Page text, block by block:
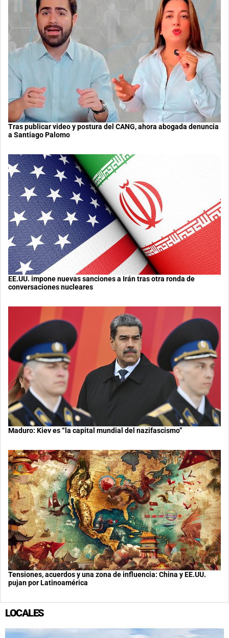
Tras publicar video y postura del CANG, ahora abogada denuncia
a Santiago Palomo
EE.UU. impone nuevas sanciones a Irán tras otra ronda de
conversaciones nucleares
Maduro: Kiev es “la capital mundial del nazifascismo”
Tensiones, acuerdos y una zona de influencia: China y EE.UU.
pujan por Latinoamérica
LOCALES